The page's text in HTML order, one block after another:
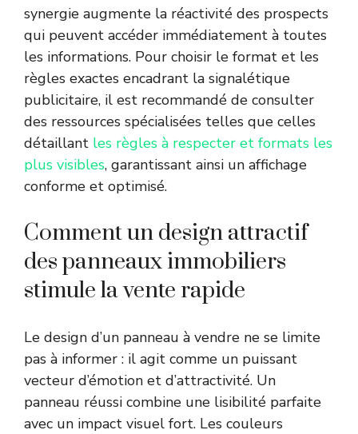
synergie augmente la réactivité des prospects
qui peuvent accéder immédiatement à toutes
les informations. Pour choisir le format et les
règles exactes encadrant la signalétique
publicitaire, il est recommandé de consulter
des ressources spécialisées telles que celles
détaillant les règles à respecter et formats les
plus visibles, garantissant ainsi un affichage
conforme et optimisé.
Comment un design attractif
des panneaux immobiliers
stimule la vente rapide
Le design d’un panneau à vendre ne se limite
pas à informer : il agit comme un puissant
vecteur d’émotion et d’attractivité. Un
panneau réussi combine une lisibilité parfaite
avec un impact visuel fort. Les couleurs